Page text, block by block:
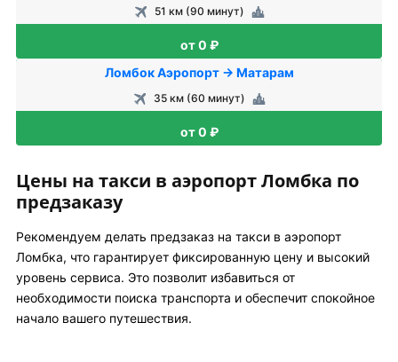
51 км (90 минут)
от 0 ₽
Ломбок Аэропорт → Матарам
35 км (60 минут)
от 0 ₽
Цены на такси в аэропорт Ломбка по
предзаказу
Рекомендуем делать предзаказ на такси в аэропорт
Ломбка, что гарантирует фиксированную цену и высокий
уровень сервиса. Это позволит избавиться от
необходимости поиска транспорта и обеспечит спокойное
начало вашего путешествия.